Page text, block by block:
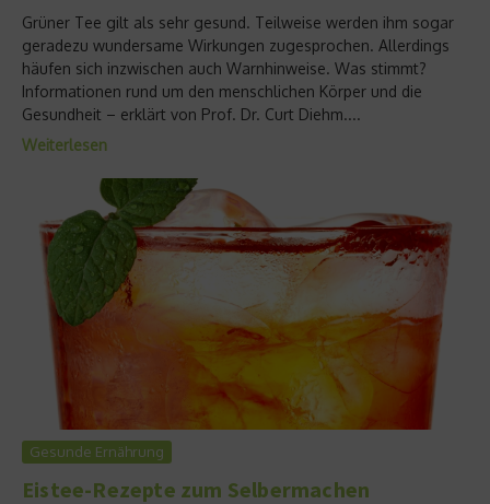
Grüner Tee gilt als sehr gesund. Teilweise werden ihm sogar
geradezu wundersame Wirkungen zugesprochen. Allerdings
häufen sich inzwischen auch Warnhinweise. Was stimmt?
Informationen rund um den menschlichen Körper und die
Gesundheit – erklärt von Prof. Dr. Curt Diehm....
Weiterlesen
Gesunde Ernährung
Eistee-Rezepte zum Selbermachen